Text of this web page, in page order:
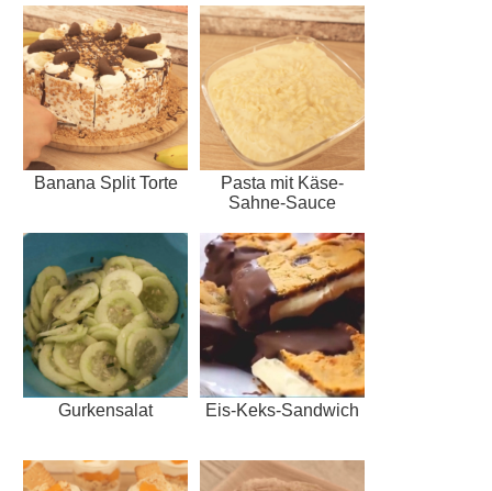
Banana Split Torte
Pasta mit Käse-
Sahne-Sauce
Gurkensalat Eis-Keks-Sandwich